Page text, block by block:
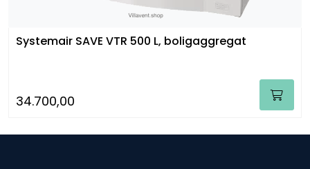
Systemair SAVE VTR 500 L, boligaggregat
34.700,00